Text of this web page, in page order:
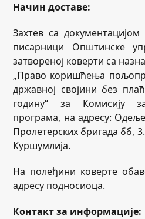
Начин доставе:
Захтев са
писарници Општинске
затвореној коверти са
„Право коришћења
државној својини без
годину“ за Комисију
програма, на адресу:
Пролетерских бригада бб,
Куршумлија.
На полеђини коверте
адресу подносиоца.
Контакт за информације: